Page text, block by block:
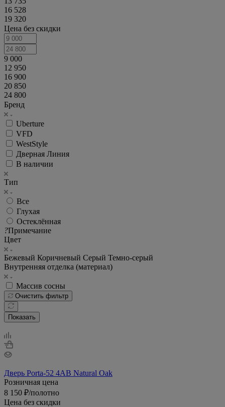
16 528
19 320
Цена без скидки
9 000
12 950
16 900
20 850
24 800
Бренд
Uberture
VFD
WestStyle
Дверная Линия
В наличии
Тип
Все
Глухая
Остеклённая
?Примечание
Цвет
Бежевый Коричневый Серый Темно-серый
Внутренняя отделка (материал)
Массив сосны
Очистить фильтр
Показать
Дверь Porta-52 4AB Natural Oak
Розничная цена
8 150 ₽/полотно
Цена без скидки